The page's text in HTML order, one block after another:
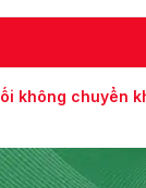
không chuyển